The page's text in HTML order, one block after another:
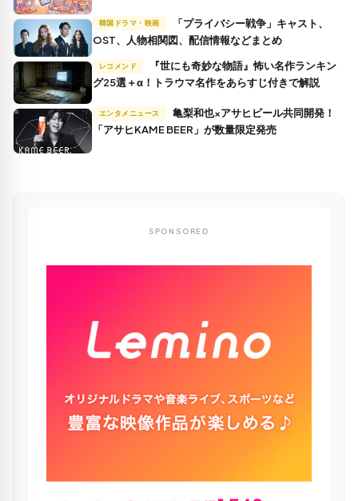
韓国ドラマ・映画
OST、人物相関図、配信情報などまとめ
レコメンド
グ25選＋α！トラウマ名作をあらすじ付きで解説
エンタメニュース
「アサヒKAME BEER」が数量限定発売
SPONSORED